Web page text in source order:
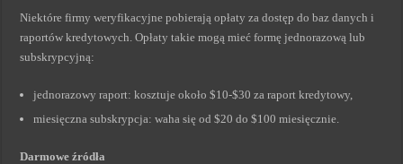
Niektóre firmy weryfikacyjne pobierają opłaty za dostęp do baz danych i
raportów kredytowych. Opłaty takie mogą mieć formę jednorazową lub
subskrypcyjną:
jednorazowy raport: kosztuje około $10-$30 za raport kredytowy,
miesięczna subskrypcja: waha się od $20 do $100 miesięcznie.
Darmowe źródła